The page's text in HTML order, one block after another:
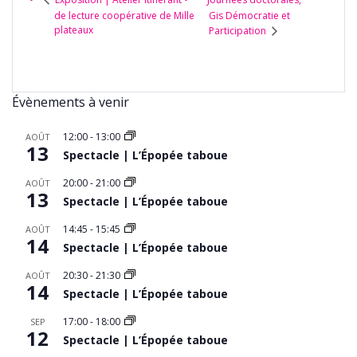
de lecture coopérative de Mille
plateaux
Gis Démocratie et
Participation
Évènements à venir
AOÛT
13
12:00- 13:00
Spectacle | L’Épopée taboue
AOÛT
13
20:00-21:00
Spectacle | L’Épopée taboue
AOÛT
14
14:45 - 15:45
Spectacle | L’Épopée taboue
AOÛT
14
20:30-21:30
Spectacle | L’Épopée taboue
SEP
12
17:00- 18:00
Spectacle | L’Épopée taboue